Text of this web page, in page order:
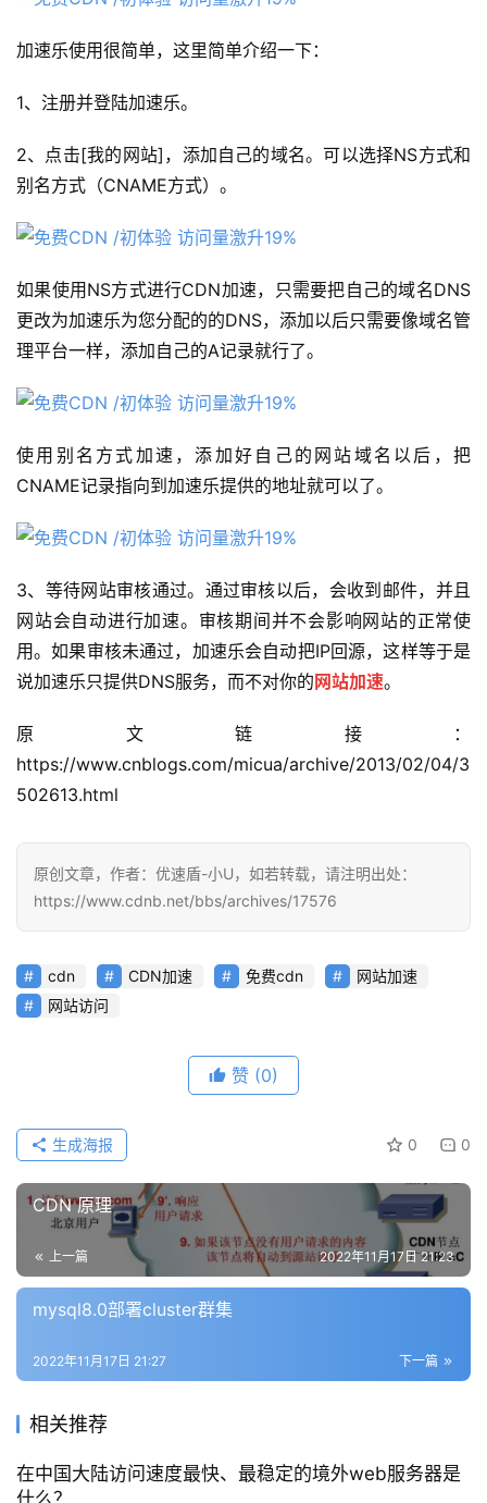
加速乐使用很简单，这里简单介绍一下：
1、注册并登陆加速乐。
2、点击[我的网站]，添加自己的域名。可以选择NS方式和
别名方式（CNAME方式）。
如果使用NS方式进行CDN加速，只需要把自己的域名DNS
更改为加速乐为您分配的的DNS，添加以后只需要像域名管
理平台一样，添加自己的A记录就行了。
使用别名方式加速，添加好自己的网站域名以后，把
CNAME记录指向到加速乐提供的地址就可以了。
3、等待网站审核通过。通过审核以后，会收到邮件，并且
网站会自动进行加速。审核期间并不会影响网站的正常使
用。如果审核未通过，加速乐会自动把IP回源，这样等于是
说加速乐只提供DNS服务，而不对你的网站加速。
原文链接：
https://www.cnblogs.com/micua/archive/2013/02/04/3
502613.html
原创文章，作者：优速盾-小U，如若转载，请注明出处：
https://www.cdnb.net/bbs/archives/17576
cdn CDN加速 免费cdn
网站加速
网站访问
赞 (0)
0 0
生成海报
CDN 原理
上一篇 2022年11月17日 21:23
mysql8.0部署cluster群集
下一篇
2022年11月17日 21:27
相关推荐
在中国大陆访问速度最快、最稳定的境外web服务器是
什么？